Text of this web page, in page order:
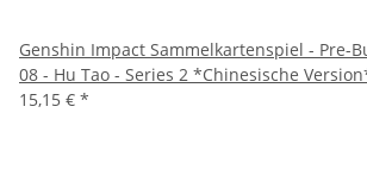
Genshin Impact Sammelkartenspiel - Pre-
08 - Hu Tao - Series 2 *Chinesische
15,15 € *